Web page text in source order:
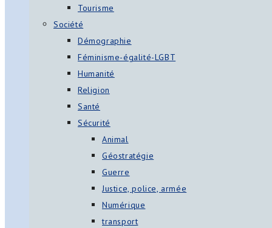
Tourisme
Société
Démographie
Féminisme-égalité-LGBT
Humanité
Religion
Santé
Sécurité
Animal
Géostratégie
Guerre
Justice, police, armée
Numérique
transport